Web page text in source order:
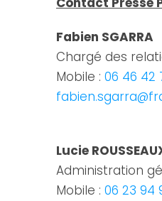
Fabien SGARRA
Chargé des
Mobile : 06 46 42
Lucie
Administration
Mobile : 06 23 94